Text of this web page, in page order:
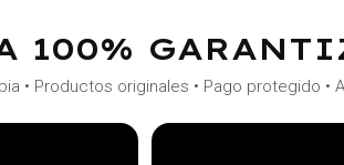
100%
• Productos originales • Pago protegido •